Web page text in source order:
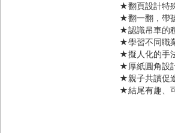
★翻頁設計特
★翻一翻，帶
★認識吊車的
★學習不同職
★擬人化的手
★厚紙圓角設
★親子共讀促
★結尾有趣、